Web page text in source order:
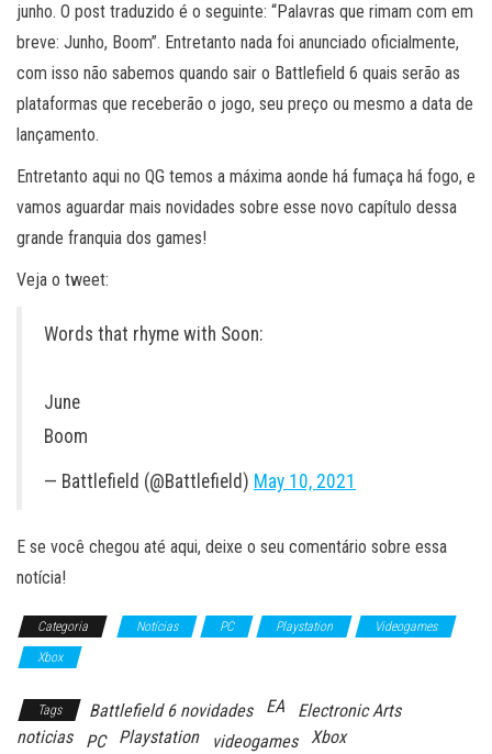
junho. O post traduzido é o seguinte: “Palavras que rimam com em
breve: Junho, Boom”. Entretanto nada foi anunciado oficialmente,
com isso não sabemos quando sair o Battlefield 6 quais serão as
plataformas que receberão o jogo, seu preço ou mesmo a data de
lançamento.
Entretanto aqui no QG temos a máxima aonde há fumaça há fogo, e
vamos aguardar mais novidades sobre esse novo capítulo dessa
grande franquia dos games!
Veja o tweet:
Words that rhyme with Soon:
June
Boom
— Battlefield (@Battlefield) May 10, 2021
E se você chegou até aqui, deixe o seu comentário sobre essa
notícia!
Categoria Notícias PC Playstation
Videogames
Xbox
Tags Battlefield 6 novidades EA
Electronic Arts
noticias
PC Playstation videogames Xbox